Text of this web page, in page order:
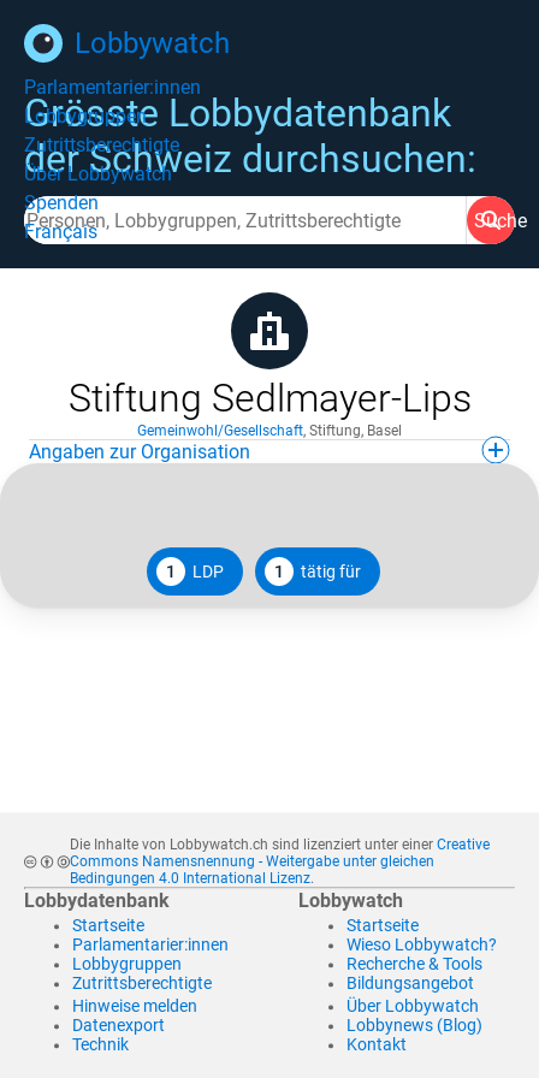
Lobbywatch
Parlamentarier:innen
Lobbygruppen
Zutrittsberechtigte
Über Lobbywatch
Spenden
Français
Grösste Lobbydatenbank
der Schweiz durchsuchen:
Suche
Stiftung Sedlmayer-Lips
Gemeinwohl/Gesellschaft, Stiftung, Basel
Angaben zur Organisation
1 LDP 1 tätig für
Die Inhalte von Lobbywatch.ch sind lizenziert unter einer Creative
Commons Namensnennung - Weitergabe unter gleichen
Bedingungen 4.0 International Lizenz.
Lobbydatenbank
Startseite
Parlamentarier:innen
Lobbygruppen
Zutrittsberechtigte
Hinweise melden
Datenexport
Technik
Lobbywatch
Startseite
Wieso Lobbywatch?
Recherche & Tools
Bildungsangebot
Über Lobbywatch
Lobbynews (Blog)
Kontakt